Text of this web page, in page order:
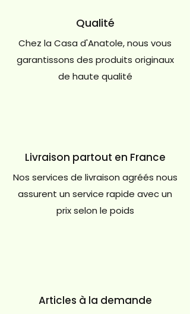
Qualité
Chez la Casa d'Anatole, nous vous
garantissons des produits originaux
de haute qualité
Livraison partout en France
Nos services de livraison agréés nous
assurent un service rapide avec un
prix selon le poids
Articles à la demande